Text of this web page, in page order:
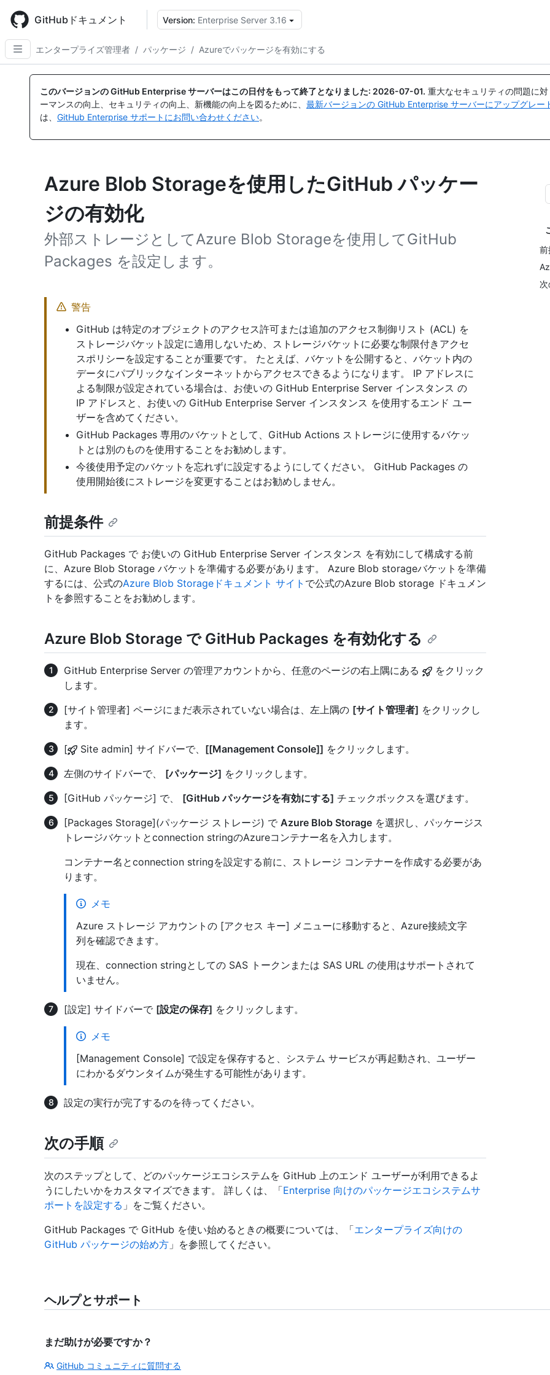
main
content
GitHubドキュメント Version: Enterprise Server 3.16
エンタープライズ管理者 / パッケージ / Azureでパッケージを有効にする
このバージョンの GitHub Enterprise サーバーはこの日付をもって終了となりました: 2026-07-01. 重大なセキュリティの問題に
ーマンスの向上、セキュリティの向上、新機能の向上を図るために、 最新バージョンの GitHub Enterprise サーバーにアップグレー
は、 GitHub Enterprise サポートにお問い合わせください。
Azure Blob Storageを使用したGitHub パッケー
ジの有効化
外部ストレージとしてAzure Blob Storageを使用してGitHub
Packages を設定します。
前
警告
GitHub は特定のオブジェクトのアクセス許可または追加のアクセス制御リスト (ACL) を
ストレージバケット設定に適用しないため、ストレージバケットに必要な制限付きアクセ
スポリシーを設定することが重要です。 たとえば、バケットを公開すると、バケット内の
データにパブリックなインターネットからアクセスできるようになります。 IP アドレスに
よる制限が設定されている場合は、お使いの GitHub Enterprise Server インスタンス の
IP アドレスと、お使いの GitHub Enterprise Server インスタンス を使用するエンド ユー
ザーを含めてください。
GitHub Packages 専用のバケットとして、GitHub Actions ストレージに使用するバケッ
トとは別のものを使用することをお勧めします。
今後使用予定のバケットを忘れずに設定するようにしてください。 GitHub Packages の
使用開始後にストレージを変更することはお勧めしません。
前提条件
GitHub Packages で お使いの GitHub Enterprise Server インスタンス を有効にして構成する前
に、Azure Blob Storage バケットを準備する必要があります。 Azure Blob storageバケットを準備
するには、公式のAzure Blob Storageドキュメント サイト で公式のAzure Blob storage ドキュメン
トを参照することをお勧めします。
Azure Blob Storage で GitHub Packages を有効化する
GitHub Enterprise Server の管理アカウントから、任意のページの右上隅にある
をクリック
します。
[サイト管理者] ページにまだ表示されていない場合は、左上隅の [サイト管理者] をクリックし
ます。
[
Site admin] サイドバーで、 [[Management Console]] をクリックします。
左側のサイドバーで、 [パッケージ] をクリックします。
[GitHub パッケージ] で、 [GitHub パッケージを有効にする] チェックボックスを選びます。
[Packages Storage](パッケージ ストレージ) で Azure Blob Storage を選択し、パッケージス
トレージバケットとconnection stringのAzureコンテナー名を入力します。
コンテナー名とconnection stringを設定する前に、ストレージ コンテナーを作成する必要があ
ります。
メモ
Azure ストレージ アカウントの [アクセス キー] メニューに移動すると、Azure接続文字
列を確認できます。
現在、connection stringとしての SAS トークンまたは SAS URL の使用はサポートされて
いません。
[設定] サイドバーで [設定の保存] をクリックします。
メモ
[Management Console] で設定を保存すると、システム サービスが再起動され、ユーザー
にわかるダウンタイムが発生する可能性があります。
設定の実行が完了するのを待ってください。
次の手順
次のステップとして、どのパッケージエコシステムを GitHub 上のエンド ユーザーが利用できるよ
うにしたいかをカスタマイズできます。 詳しくは、「Enterprise 向けのパッケージエコシステムサ
ポートを設定する 」をご覧ください。
GitHub Packages で GitHub を使い始めるときの概要については、「エンタープライズ向けの
GitHub パッケージの始め方 」を参照してください。
ヘルプとサポート
まだ助けが必要ですか？
GitHub コミュニティに質問する